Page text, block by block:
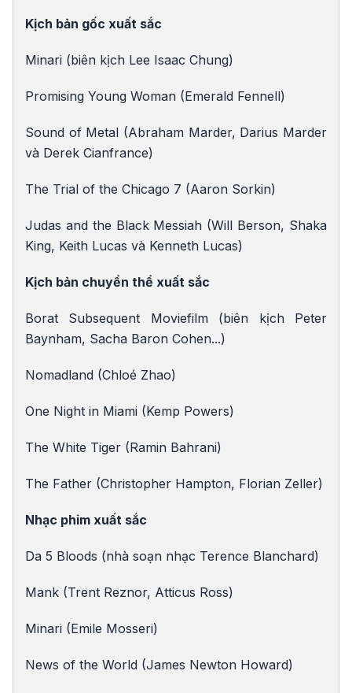
Kịch bản gốc xuất sắc
Minari (biên kịch Lee Isaac Chung)
Promising Young Woman (Emerald Fennell)
Sound of Metal (Abraham Marder, Darius Marder
và Derek Cianfrance)
The Trial of the Chicago 7 (Aaron Sorkin)
Judas and the Black Messiah (Will Berson, Shaka
King, Keith Lucas và Kenneth Lucas)
Kịch bản chuyển thể xuất sắc
Borat Subsequent Moviefilm (biên kịch Peter
Baynham, Sacha Baron Cohen...)
Nomadland (Chloé Zhao)
One Night in Miami (Kemp Powers)
The White Tiger (Ramin Bahrani)
The Father (Christopher Hampton, Florian Zeller)
Nhạc phim xuất sắc
Da 5 Bloods (nhà soạn nhạc Terence Blanchard)
Mank (Trent Reznor, Atticus Ross)
Minari (Emile Mosseri)
News of the World (James Newton Howard)